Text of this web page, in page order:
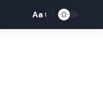
Font
Aa